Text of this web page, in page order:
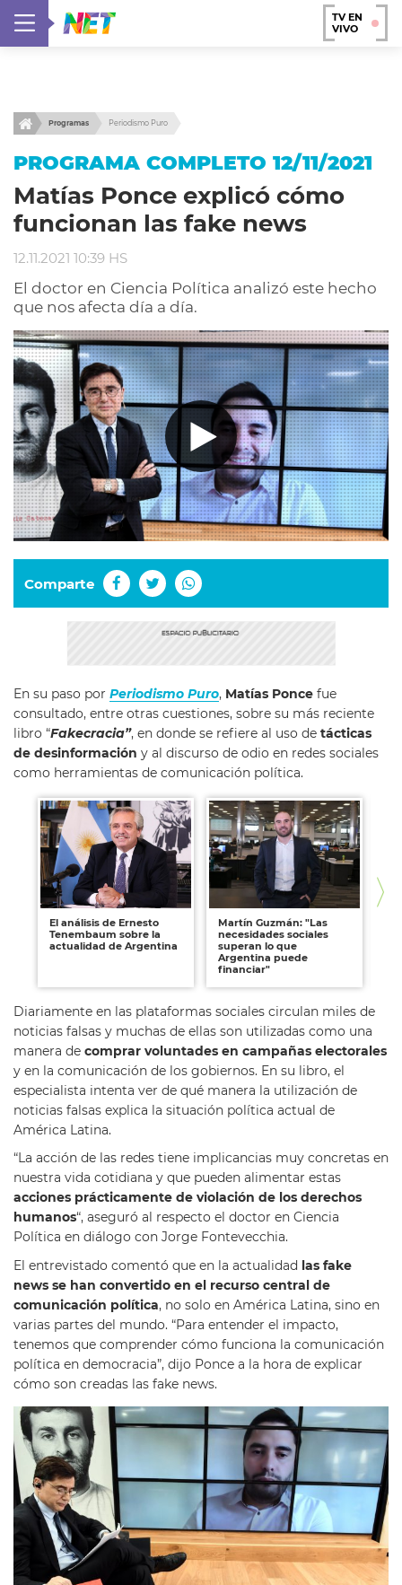
TV EN
VIVO
Programas Periodismo Puro
PROGRAMA COMPLETO 12/11/2021
Matías Ponce explicó cómo
funcionan las fake news
12.11.2021 10:39 HS
El doctor en Ciencia Política analizó este hecho
que nos afecta día a día.
Comparte
En su paso por Periodismo Puro, Matías Ponce fue
consultado, entre otras cuestiones, sobre su más reciente
libro “Fakecracia”, en donde se refiere al uso de tácticas
de desinformación y al discurso de odio en redes sociales
como herramientas de comunicación política.
El análisis de Ernesto
Tenembaum sobre la
actualidad de Argentina
Martín Guzmán: "Las
necesidades sociales
superan lo que
Argentina puede
financiar"
Diariamente en las plataformas sociales circulan miles de
noticias falsas y muchas de ellas son utilizadas como una
manera de comprar voluntades en campañas electorales
y en la comunicación de los gobiernos. En su libro, el
especialista intenta ver de qué manera la utilización de
noticias falsas explica la situación política actual de
América Latina.
“La acción de las redes tiene implicancias muy concretas en
nuestra vida cotidiana y que pueden alimentar estas
acciones prácticamente de violación de los derechos
humanos“, aseguró al respecto el doctor en Ciencia
Política en diálogo con Jorge Fontevecchia.
El entrevistado comentó que en la actualidad
las fake
news se han convertido en el recurso central de
comunicación política, no solo en América Latina, sino en
varias partes del mundo. “Para entender el impacto,
tenemos que comprender cómo funciona la comunicación
política en democracia”, dijo Ponce a la hora de explicar
cómo son creadas las fake news.